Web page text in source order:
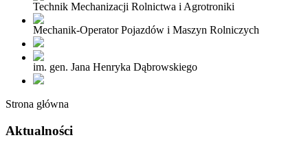
Technik Mechanizacji Rolnictwa i Agrotroniki
Mechanik-Operator Pojazdów i Maszyn Rolniczych
im. gen. Jana Henryka Dąbrowskiego
Strona główna
Aktualności